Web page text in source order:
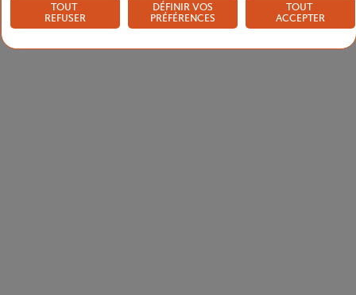
TOUT
REFUSER
DÉFINIR VOS
PRÉFÉRENCES
TOUT
ACCEPTER